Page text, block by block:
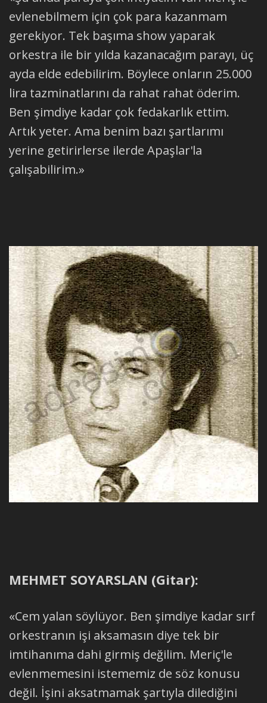
evlenebilmem için çok para kazanmam
gerekiyor. Tek başıma show yaparak
orkestra ile bir yılda kazanacağım parayı, üç
ayda elde edebilirim. Böylece onların 25.000
lira tazminatlarını da rahat rahat öderim.
Ben şimdiye kadar çok fedakarlık ettim.
Artık yeter. Ama benim bazı şartlarımı
yerine getirirlerse ilerde Apaşlar'la
çalışabilirim.»
MEHMET SOYARSLAN (Gitar):
«Cem yalan söylüyor. Ben şimdiye kadar sırf
orkestranın işi aksamasın diye tek bir
imtihanıma dahi girmiş değilim. Meriç'le
evlenmemesini istememiz de söz konusu
değil. İşini aksatmamak şartıyla dilediğini